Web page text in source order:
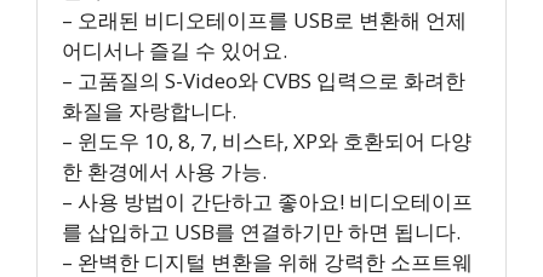
– 오래된 비디오테이프를 USB로 변환해 언제
어디서나 즐길 수 있어요.
– 고품질의 S-Video와 CVBS 입력으로 화려한
화질을 자랑합니다.
– 윈도우 10, 8, 7, 비스타, XP와 호환되어 다양
한 환경에서 사용 가능.
– 사용 방법이 간단하고 좋아요! 비디오테이프
를 삽입하고 USB를 연결하기만 하면 됩니다.
– 완벽한 디지털 변환을 위해 강력한 소프트웨